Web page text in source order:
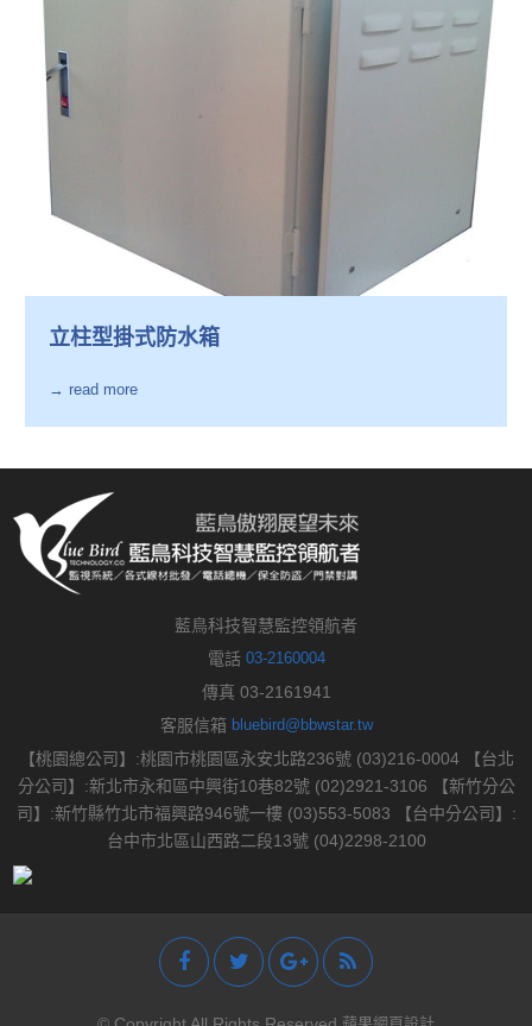
立柱型掛式防水箱
→ read more
藍鳥科技智慧監控領航者
電話 03-2160004
傳真 03-2161941
客服信箱 bluebird@bbwstar.tw
【桃園總公司】:桃園市桃園區永安北路236號 (03)216-0004 【台北
分公司】:新北市永和區中興街10巷82號 (02)2921-3106 【新竹分公
司】:新竹縣竹北市福興路946號一樓 (03)553-5083 【台中分公司】:
台中市北區山西路二段13號 (04)2298-2100